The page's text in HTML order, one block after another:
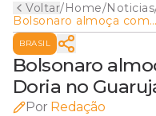
Voltar/Home/Noticias
Bolsonaro almoça com
desafetos de Doria no
Guarujá (SP)
BRASIL
Bolsonaro
Doria no
Por Redação